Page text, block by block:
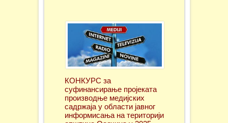
КОНКУРС за
суфинансирање проjеката
производње медијских
садржаја у области јавног
информисања на територији